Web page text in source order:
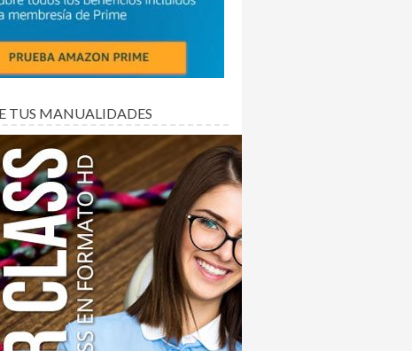
TUS MANUALIDADES